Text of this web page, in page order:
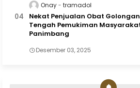
Onay tramadol
Nekat Penjualan Obat Golongan
Tengah Pemukiman
Panimbang
Desember 03, 2025